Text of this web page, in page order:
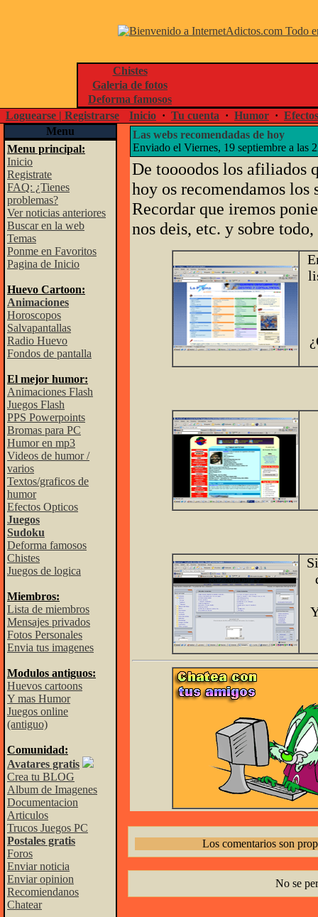
Chistes
Galeria de fotos
Deforma famosos
Loguearse | Registrarse
Inicio · Tu cuenta · Humor ·
Menu
Menu principal:
Inicio
Registrate
FAQ: ¿Tienes
problemas?
Ver noticias anteriores
Buscar en la web
Temas
Ponme en Favoritos
Pagina de Inicio
Huevo Cartoon:
Animaciones
Horoscopos
Salvapantallas
Radio Huevo
Fondos de pantalla
El mejor humor:
Animaciones Flash
Juegos Flash
PPS Powerpoints
Bromas para PC
Humor en mp3
Videos de humor /
varios
Textos/graficos de
humor
Efectos Opticos
Juegos
Sudoku
Deforma famosos
Chistes
Juegos de logica
Miembros:
Lista de miembros
Mensajes privados
Fotos Personales
Envia tus imagenes
Modulos antiguos:
Huevos cartoons
Y mas Humor
Juegos online
(antiguo)
Comunidad:
Avatares gratis
Crea tu BLOG
Album de Imagenes
Documentacion
Articulos
Trucos Juegos PC
Postales gratis
Foros
Enviar noticia
Enviar opinion
Recomiendanos
Chatear
Las webs recomendadas de hoy
Enviado el Viernes, 19 septiembre a las
De toooodos los afiliados
hoy os recomendamos los
Recordar que iremos
nos deis, etc. y sobre
Los comentarios son
No se